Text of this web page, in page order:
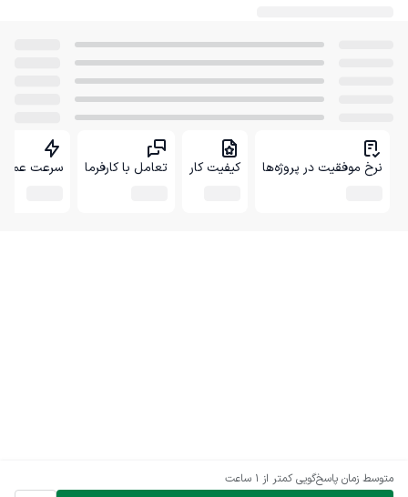
متوسط زمان پاسخ‌گویی کمتر از 1 ساعت
نرخ موفقیت در پروژه‌ها کیفیت کار تعامل با کارفرما سرعت عمل